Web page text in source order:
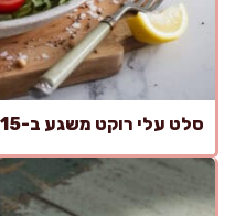
סלט עלי רוקט משגע ב-15 דקות, בלי לבשל כלום